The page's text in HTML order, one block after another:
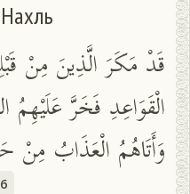
قَدْ مَكَرَ الَّذِينَ مِنْ
الْقَوَاعِدِ فَخَرَّ
وَأَتَاهُمُ الْعَذَابُ